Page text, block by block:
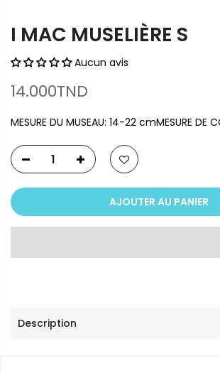
I MAC MUSELIÈRE S
Aucun avis
14.000TND
MESURE DU MUSEAU: 14-22 cmMESURE DE
AJOUTER AU PANIER
Description